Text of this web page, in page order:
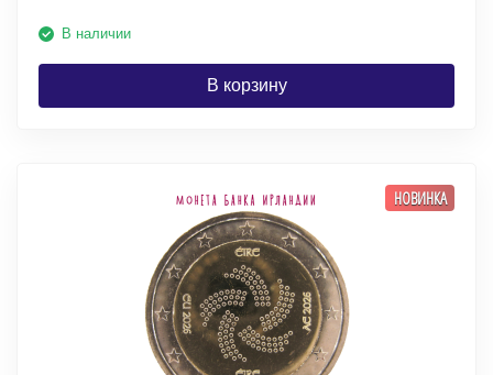
В наличии
В корзину
НОВИНКА